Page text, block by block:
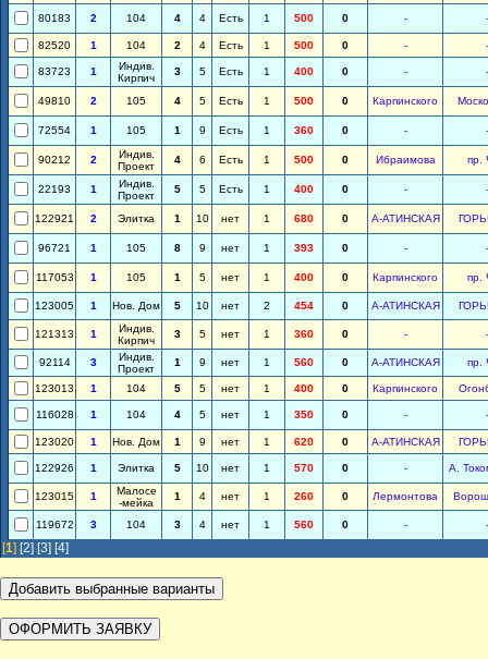
80183 2 104 4 4 Есть 1 500 0 - -
82520 1 104 2 4 Есть 1 500 0 - -
83723 1
Индив.
Кирпич
3 5 Есть 1 400 0 - -
49810 2 105 4 5 Есть 1 500 0 Карпинского
72554 1 105 1 9 Есть 1 360 0 - -
90212 2
Индив.
Проект
4 6 Есть 1 500 0 Ибраимова пр.
22193 1
Индив.
Проект
5 5 Есть 1 400 0 - -
122921 2 Элитка 1 10 нет 1 680 0 А-АТИНСКАЯ
96721 1 105 8 9 нет 1 393 0 - -
117053 1 105 1 5 нет 1 400 0 Карпинского пр.
123005 1 Нов. Дом 5 10 нет 2 454 0 А-АТИНСКАЯ
121313 1
Индив.
Кирпич
3 5 нет 1 360 0 - -
92114 3
Индив.
Проект
1 9 нет 1 560 0 А-АТИНСКАЯ пр.
123013 1 104 5 5 нет 1 400 0 Карпинского
116028 1 104 4 5 нет 1 350 0 - -
123020 1 Нов. Дом 1 9 нет 1 620 0 А-АТИНСКАЯ
122926 1 Элитка 5 10 нет 1 570 0 - А.
123015 1
Малосе
-мейка
1 4 нет 1 260 0 Лермонтова
119672 3 104 3 4 нет 1 560 0 - -
[1] [2] [3] [4]